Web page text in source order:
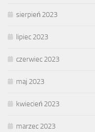
sierpień 2023
lipiec 2023
czerwiec 2023
maj 2023
kwiecień 2023
marzec 2023